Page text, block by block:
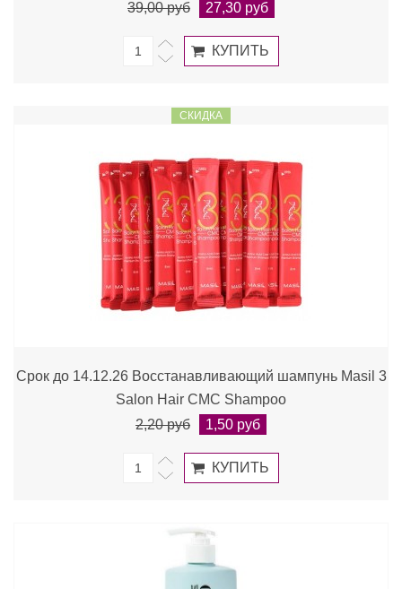
39,00 руб
27,30 руб
СКИДКА
Срок до 14.12.26 Восстанавливающий шампунь Masil 3
Salon Hair CMC Shampoo
2,20 руб
1,50 руб